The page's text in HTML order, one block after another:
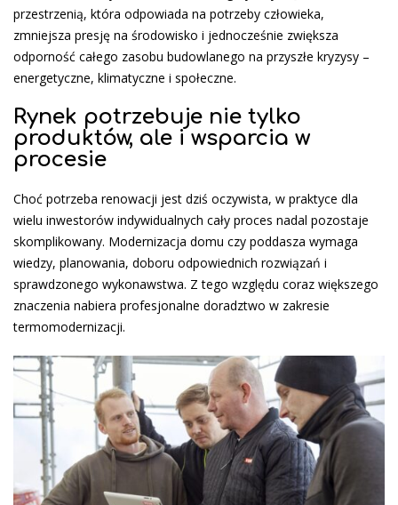
przestrzenią, która odpowiada na potrzeby człowieka,
zmniejsza presję na środowisko i jednocześnie zwiększa
odporność całego zasobu budowlanego na przyszłe kryzysy –
energetyczne, klimatyczne i społeczne.
Rynek potrzebuje nie tylko
produktów, ale i wsparcia w
procesie
Choć potrzeba renowacji jest dziś oczywista, w praktyce dla
wielu inwestorów indywidualnych cały proces nadal pozostaje
skomplikowany. Modernizacja domu czy poddasza wymaga
wiedzy, planowania, doboru odpowiednich rozwiązań i
sprawdzonego wykonawstwa. Z tego względu coraz większego
znaczenia nabiera profesjonalne doradztwo w zakresie
termomodernizacji.